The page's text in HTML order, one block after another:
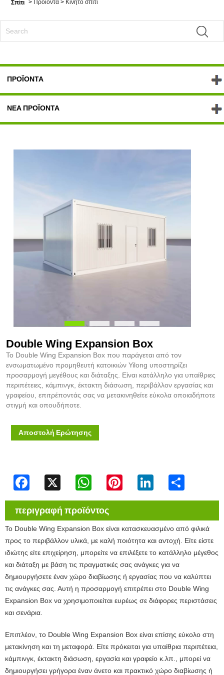
Σπίτι > Προϊόντα > Κινητό σπίτι
ΠΡΟΪΌΝΤΑ
ΝΈΑ ΠΡΟΪΌΝΤΑ
Double Wing Expansion Box
Το Double Wing Expansion Box που παράγεται από τον
ενσωματωμένο προμηθευτή κατοικιών Yilong υποστηρίζει
προσαρμογή μεγέθους και διάταξης. Είναι κατάλληλο για υπαίθριες
περιπέτειες, κάμπινγκ, έκτακτη διάσωση, περιβάλλον εργασίας και
γραφείου, επιτρέποντάς σας να μετακινηθείτε εύκολα οποιαδήποτε
στιγμή και οπουδήποτε.
Αποστολή Ερώτησης
Facebook WhatsApp Pinterest LinkedIn
περιγραφή προϊόντος
Το Double Wing Expansion Box είναι κατασκευασμένο από φιλικά
προς το περιβάλλον υλικά, με καλή ποιότητα και αντοχή. Είτε είστε
ιδιώτης είτε επιχείρηση, μπορείτε να επιλέξετε το κατάλληλο μέγεθος
και διάταξη με βάση τις πραγματικές σας ανάγκες για να
δημιουργήσετε έναν χώρο διαβίωσης ή εργασίας που να καλύπτει
τις ανάγκες σας. Αυτή η προσαρμογή επιτρέπει στο Double Wing
Expansion Box να χρησιμοποιείται ευρέως σε διάφορες περιστάσεις
και σενάρια.
Επιπλέον, το Double Wing Expansion Box είναι επίσης εύκολο στη
μετακίνηση και τη μεταφορά. Είτε πρόκειται για υπαίθρια περιπέτεια,
κάμπινγκ, έκτακτη διάσωση, εργασία και γραφείο κ.λπ., μπορεί να
δημιουργήσει γρήγορα έναν άνετο και πρακτικό χώρο διαβίωσης ή